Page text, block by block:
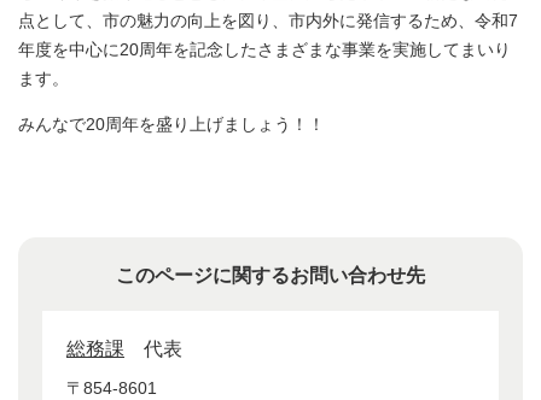
点として、市の魅力の向上を図り、市内外に発信するため、令和7
年度を中心に20周年を記念したさまざまな事業を実施してまいり
ます。
みんなで20周年を盛り上げましょう！！
このページに関するお問い合わせ先
総務課 代表
〒854-8601